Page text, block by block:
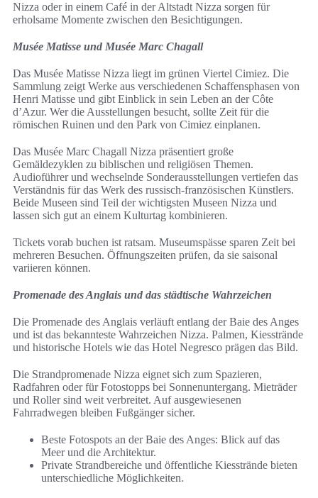
Nizza oder in einem Café in der Altstadt Nizza sorgen für
erholsame Momente zwischen den Besichtigungen.
Musée Matisse und Musée Marc Chagall
Das Musée Matisse Nizza liegt im grünen Viertel Cimiez. Die
Sammlung zeigt Werke aus verschiedenen Schaffensphasen von
Henri Matisse und gibt Einblick in sein Leben an der Côte
d’Azur. Wer die Ausstellungen besucht, sollte Zeit für die
römischen Ruinen und den Park von Cimiez einplanen.
Das Musée Marc Chagall Nizza präsentiert große
Gemäldezyklen zu biblischen und religiösen Themen.
Audioführer und wechselnde Sonderausstellungen vertiefen das
Verständnis für das Werk des russisch-französischen Künstlers.
Beide Museen sind Teil der wichtigsten Museen Nizza und
lassen sich gut an einem Kulturtag kombinieren.
Tickets vorab buchen ist ratsam. Museumspässe sparen Zeit bei
mehreren Besuchen. Öffnungszeiten prüfen, da sie saisonal
variieren können.
Promenade des Anglais und das städtische Wahrzeichen
Die Promenade des Anglais verläuft entlang der Baie des Anges
und ist das bekannteste Wahrzeichen Nizza. Palmen, Kiesstrände
und historische Hotels wie das Hotel Negresco prägen das Bild.
Die Strandpromenade Nizza eignet sich zum Spazieren,
Radfahren oder für Fotostopps bei Sonnenuntergang. Mieträder
und Roller sind weit verbreitet. Auf ausgewiesenen
Fahrradwegen bleiben Fußgänger sicher.
Beste Fotospots an der Baie des Anges: Blick auf das
Meer und die Architektur.
Private Strandbereiche und öffentliche Kiesstrände bieten
unterschiedliche Möglichkeiten.